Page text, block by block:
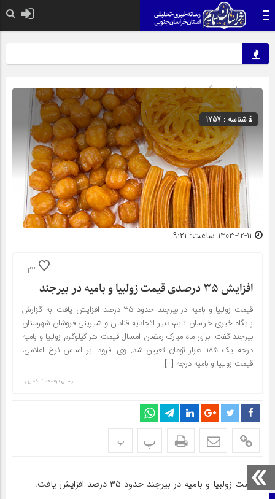
صفحه اصلی» گروه »اخبار
شناسه : 1757
22
افزایش ۳۵ درصدی قیمت زولبیا و بامیه در بیرجند
قیمت زولبیا و بامیه در بیرجند حدود ۳۵ درصد افزایش یافت. به گزارش
پایگاه خبری خراسان تایم، دبیر اتحادیه قنادان و شیرینی فروشان شهرستان
بیرجند گفت: برای ماه مبارک رمضان امسال قیمت هر کیلوگرم زولبیا و بامیه
درجه یک ۱۸۵ هزار تومان تعیین شد. وی افزود: بر اساس نرخ اعلامی،
قیمت زولبیا و بامیه درجه […]
ارسال توسط : ادمین
پ پ
قیمت زولبیا و بامیه در بیرجند حدود ۳۵ درصد افزایش یافت.